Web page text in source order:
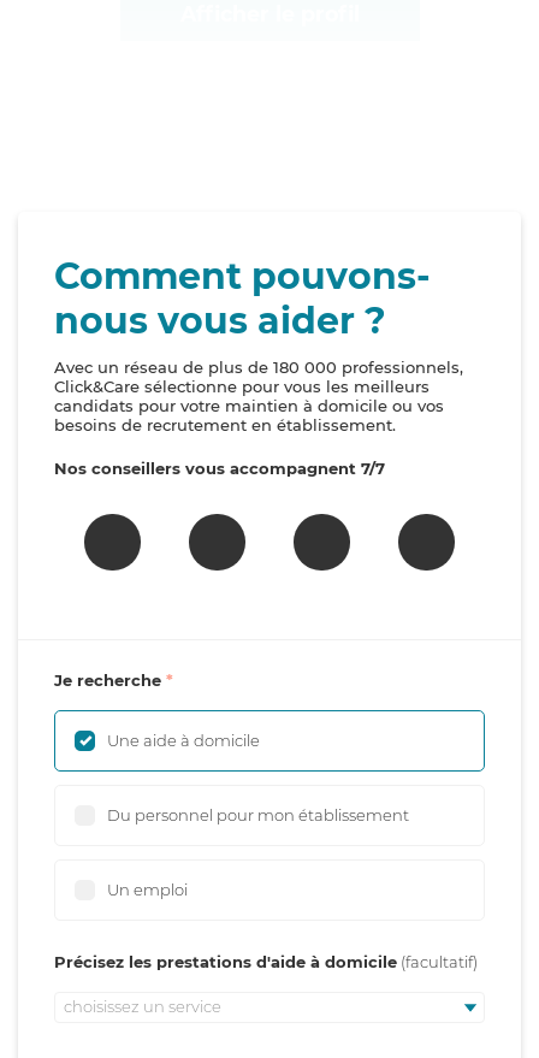
Comment pouvons-
nous vous aider ?
Avec un réseau de plus de 180 000 professionnels,
Click&Care sélectionne pour vous les meilleurs
candidats pour votre maintien à domicile ou vos
besoins de recrutement en établissement.
Nos conseillers vous accompagnent 7/7
Je recherche
Une aide à domicile
Du personnel pour mon établissement
Un emploi
Précisez les prestations d'aide à domicile
choisissez un service